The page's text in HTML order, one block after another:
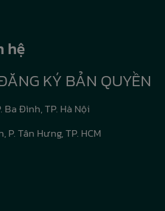
hệ
KÝ BẢN QUYỀN
Ba Đình, TP. Hà Nội
P. Tân Hưng, TP. HCM